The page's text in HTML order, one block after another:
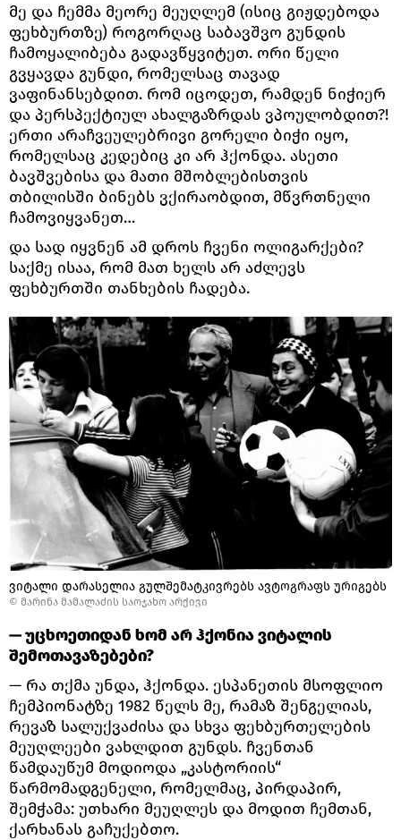
მე და ჩემმა მეორე მეუღლემ (ისიც გიჟდებოდა
ფეხბურთზე) როგორღაც საბავშვო გუნდის
ჩამოყალიბება გადავწყვიტეთ. ორი წელი
გვყავდა გუნდი, რომელსაც თავად
ვაფინანსებდით. რომ იცოდეთ, რამდენ ნიჭიერ
და პერსპექტიულ ახალგაზრდას ვპოულობდით?!
ერთი არაჩვეულებრივი გორელი ბიჭი იყო,
რომელსაც კედებიც კი არ ჰქონდა. ასეთი
ბავშვებისა და მათი მშობლებისთვის
თბილისში ბინებს ვქირაობდით, მწვრთნელი
ჩამოვიყვანეთ…
და სად იყვნენ ამ დროს ჩვენი ოლიგარქები?
საქმე ისაა, რომ მათ ხელს არ აძლევს
ფეხბურთში თანხების ჩადება.
ვიტალი დარასელია გულშემატკივრებს ავტოგრაფს ურიგებს
© მარინა მამალაძის საოჯახო არქივი
— უცხოეთიდან ხომ არ ჰქონია ვიტალის
შემოთავაზებები?
— რა თქმა უნდა, ჰქონდა. ესპანეთის მსოფლიო
ჩემპიონატზე 1982 წელს მე, რამაზ შენგელიას,
რევაზ სალუქვაძისა და სხვა ფეხბურთელების
მეუღლეები ვახლდით გუნდს. ჩვენთან
წამდაუწუმ მოდიოდა „კასტორიის“
წარმომადგენელი, რომელმაც, პირდაპირ,
შემჭამა: უთხარი მეუღლეს და მოდით ჩემთან,
ქარხანას გაჩუქებთო.